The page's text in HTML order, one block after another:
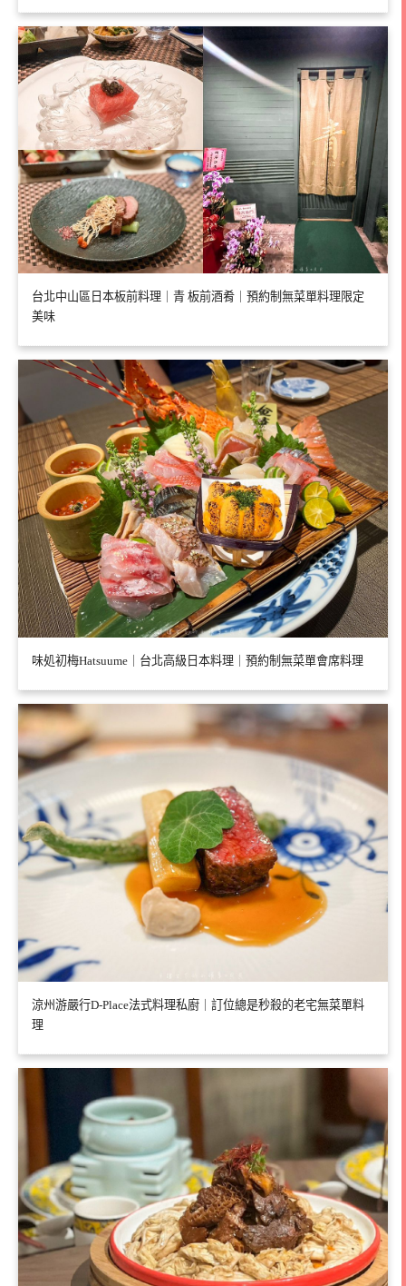
台北中山區日本板前料理｜青 板前酒肴｜預約制無菜單料理限定
美味
味処初梅Hatsuume｜台北高級日本料理｜預約制無菜單會席料理
涼州游嚴行D-Place法式料理私廚｜訂位總是秒殺的老宅無菜單料
理